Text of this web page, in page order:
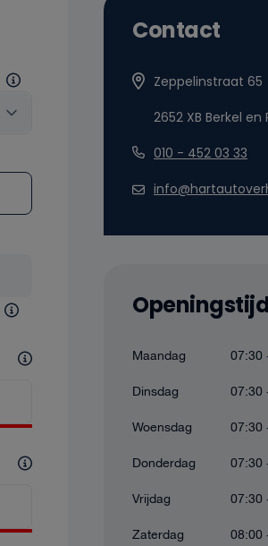
Contact
Zeppelinstraat 65
2652 XB Berkel en
010 - 452 03 33
Maandag
07:30
Dinsdag
07:30
Woensdag
07:30
Donderdag
07:30
Vrijdag
07:30
Zaterdag
08:00